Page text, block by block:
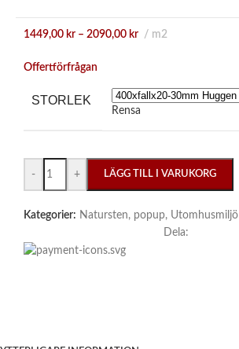
1449,00 kr – 2090,00 kr m2
Offertförfrågan
STORLEK
Rensa
- + LÄGG TILL I VARUKORG
Kategorier: Natursten, popup, Utomhusmiljö
Dela: